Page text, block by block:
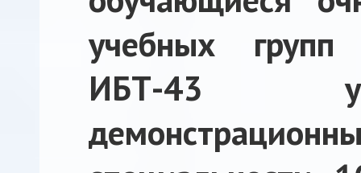
учебных
ИБТ-43